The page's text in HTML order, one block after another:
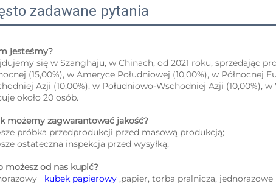
zadawane pytania
jesteśmy?
się w Szanghaju, w Chinach, od 2021 roku, sprzedając
(15,00%), w Ameryce Południowej (10,00%), w Północnej
Azji (10,00%), w Południowo-Wschodniej Azji (10,00%),
około 20 osób.
możemy zagwarantować jakość?
próbka przedprodukcji przed masową produkcją;
ostateczna inspekcja przed wysyłką;
możesz od nas kupić?
kubek papierowy ,papier, torba pralnicza,